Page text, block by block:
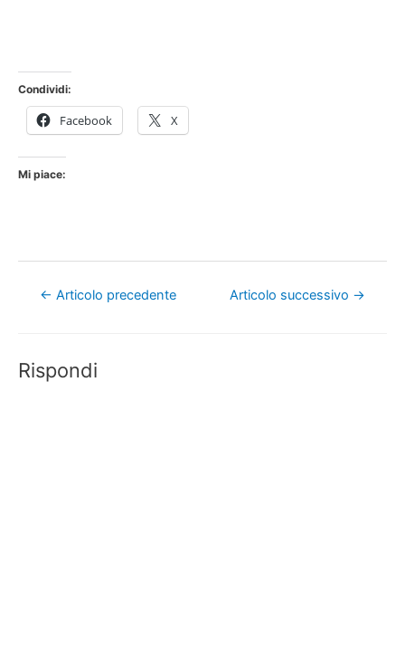
Condividi:
Facebook X
Mi piace:
Navigazione
← Articolo precedente Articolo successivo →
Rispondi